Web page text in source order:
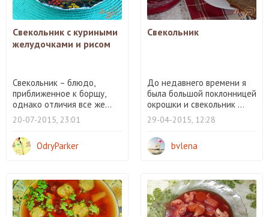
Свекольник с куриными
желудочками и рисом
Свекольник – блюдо,
приближенное к борщу,
однако отличия все же...
20-07-2015, 23:01
OdryParker
Свекольник
До недавнего времени я
была большой поклонницей
окрошки и свекольник ...
29-04-2015, 12:28
bvlena